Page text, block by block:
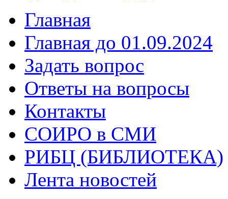
Главная
Главная до 01.09.2024
Задать вопрос
Ответы на вопросы
Контакты
СОИРО в СМИ
РИБЦ (БИБЛИОТЕКА)
Лента новостей